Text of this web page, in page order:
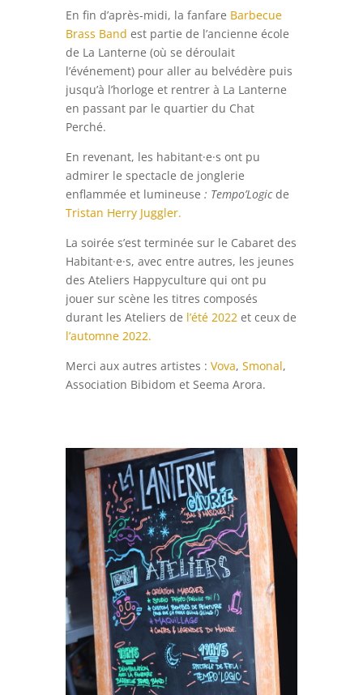
En fin d’après-midi, la fanfare Barbecue
Brass Band est partie de l’ancienne école
de La Lanterne (où se déroulait
l’événement) pour aller au belvédère puis
jusqu’à l’horloge et rentrer à La Lanterne
en passant par le quartier du Chat
Perché.
En revenant, les habitant·e·s ont pu
admirer le spectacle de jonglerie
enflammée et lumineuse : Tempo’Logicde
Tristan Herry Juggler.
La soirée s’est terminée sur le Cabaret des
Habitant·e·s, avec entre autres, les jeunes
des Ateliers Happyculture qui ont pu
jouer sur scène les titres composés
durant les Ateliers de l’été 2022et ceux de
l’automne 2022.
Merci aux autres artistes : Vova, Smonal,
Association Bibidom et Seema Arora.